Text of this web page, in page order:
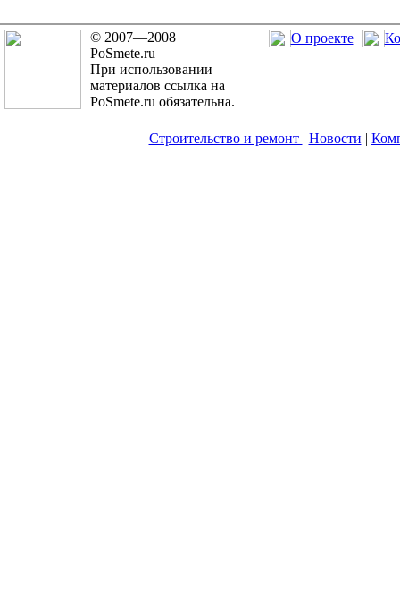
© 2007—2008
PoSmete.ru
При использовании
материалов ссылка на
PoSmete.ru обязательна.
О проекте
Строительство и ремонт | Новости |